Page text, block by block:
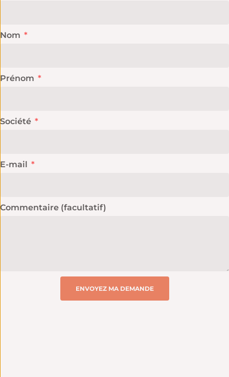
Nom
Prénom
Société
E-mail
Commentaire (facultatif)
ENVOYEZ MA DEMANDE